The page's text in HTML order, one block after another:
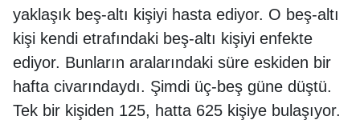
yaklaşık beş-altı kişiyi hasta ediyor. O beş-altı
kişi kendi etrafındaki beş-altı kişiyi enfekte
ediyor. Bunların aralarındaki süre eskiden bir
hafta civarındaydı. Şimdi üç-beş güne düştü.
Tek bir kişiden 125, hatta 625 kişiye bulaşıyor.